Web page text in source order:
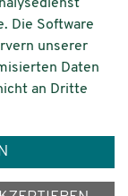
Die Software
unserer
Daten
an Dritte